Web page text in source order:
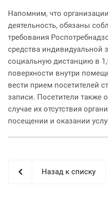
Напомним, что
деятельность, обязаны
требования
средства индивидуальной
социальную дистанцию в
поверхности внутри
вести прием посетителей
записи. Посетители также
случае их отсутствия
посещении и оказании
Назад к списку